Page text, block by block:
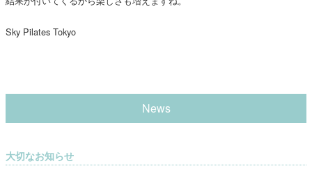
Sky Pilates Tokyo
News
大切なお知らせ